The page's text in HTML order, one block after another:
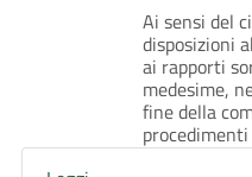
Ai sensi del
disposizioni
ai rapporti
medesime,
fine della